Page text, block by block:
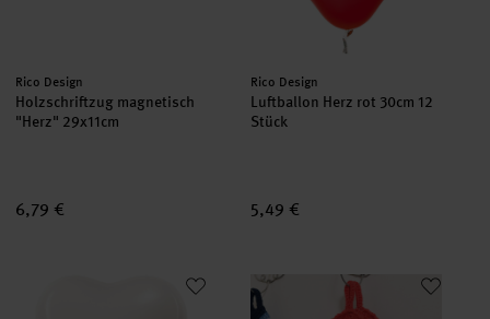
Hersteller:
Rico Design
Holzschriftzug magnetisch
"Herz" 29x11cm
6,79 €
Hersteller:
Rico Design
Luftballon Herz rot 30cm 12
Stück
5,49 €
Luftballon Herz weiß 30cm 12 StückHäkelanleitung